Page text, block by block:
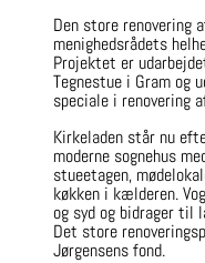
Den store renovering
menighedsrådets
Projektet er
Tegnestue i Gram og
speciale i renovering
Kirkeladen står nu
moderne sognehus
stueetagen,
køkken i kælderen.
og syd og bidrager til
Det store
Jørgensens fond.